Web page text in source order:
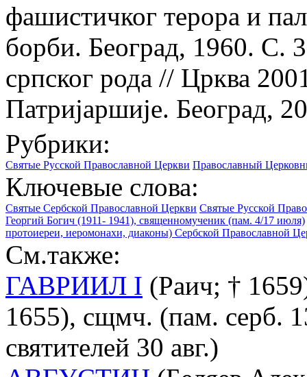
фашистичког терора и
борби. Београд, 1960. С.
српског рода // Црква
Патриjаршиjе. Београд,
Рубрики:
Святые Русской Православной Церкви Православный
Ключевые слова:
Святые Сербской Православной Церкви Святые Русской
Георгий Богич (1911- 1941), священномученик (пам. 4/17 июля)
протоиереи, иеромонахи, диаконы) Сербской Православной
См.также:
ГАВРИИЛ I (Раич; †
1655), сщмч. (пам. серб.
святителей 30 авг.)